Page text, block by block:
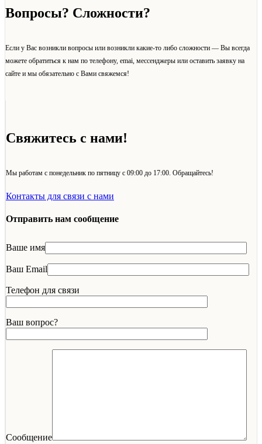
Вопросы? Сложности?
Если у Вас возникли вопросы или возникли какие-то либо сложности — Вы всегда
можете обратиться к нам по телефону, emai, мессенджеры или оставить заявку на
сайте и мы обязательно с Вами свяжемся!
Свяжитесь с нами!
Мы работам с понедельник по пятницу с 09:00 до 17:00. Обращайтесь!
Контакты для связи с нами
Отправить нам сообщение
Ваше имя
Ваш Email
Телефон для связи
Ваш вопрос?
Сообщение